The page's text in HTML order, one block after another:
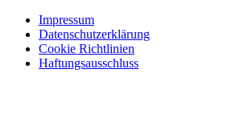
Impressum
Datenschutzerklärung
Cookie Richtlinien
Haftungsausschluss